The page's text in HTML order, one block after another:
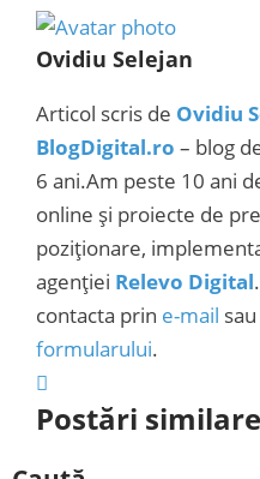
Ovidiu Selejan
Articol scris de Ovidiu
BlogDigital.ro – blog
6 ani.Am peste 10 ani
online și proiecte de
poziționare,
agenției Relevo Digital
contacta prin e-mail sau
formularului.
Postări similare